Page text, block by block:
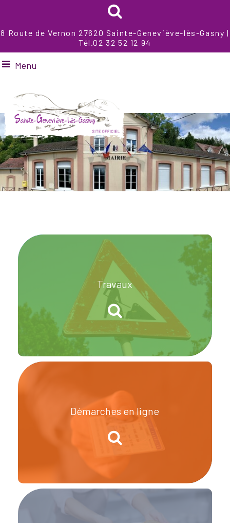
8 Route de Vernon 27620 Sainte-Geneviève-lès-Gasny |
Tél.02 32 52 12 94
Menu
Travaux
Démarches en ligne